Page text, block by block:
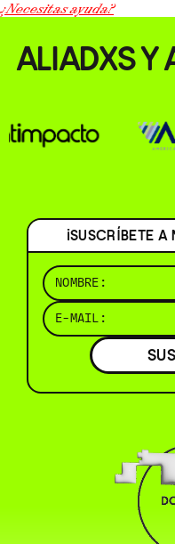
¿Necesitas ayuda?
ALIADXS Y
¡SUSCRÍBETE A